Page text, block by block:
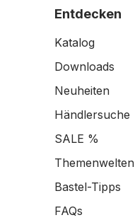
Entdecken
Katalog
Downloads
Neuheiten
Händlersuche
SALE %
Themenwelten
Bastel-Tipps
FAQs